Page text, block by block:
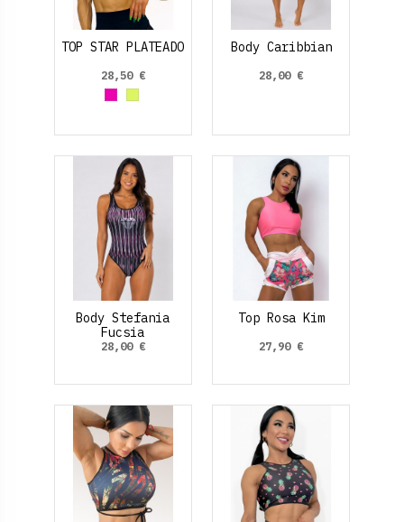
TOP STAR PLATEADO
28,50 €
FucsiaAmarillo Neon
Body Caribbian
28,00 €
Body Stefania
Fucsia
28,00 €
Top Rosa Kim
27,90 €